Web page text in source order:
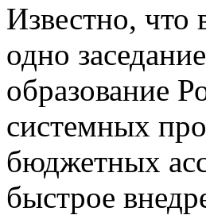
Известно, что
одно
образование
системных
бюджетных
быстрое